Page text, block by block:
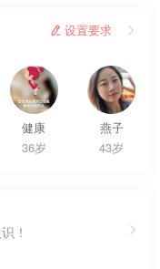
 设置要求 
健康
36岁
燕子
43岁
！